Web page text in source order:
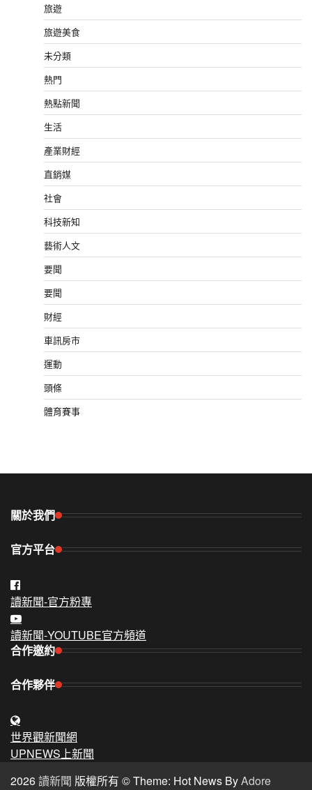
旅遊
旅遊美食
未分類
熱門
熱點新聞
生活
產業財經
直銷媒
社會
科技新知
藝術人文
要聞
要聞
財經
車訊房市
運動
頭條
體育賽事
關於我們
官方平台
讀新聞-官方粉專
讀新聞-YOUTUBE官方頻道
合作邀約
合作夥伴
世界觀新聞網
UPNEWS上新聞
2026讀新聞 版權所有 © Theme: Hot News ByAdore